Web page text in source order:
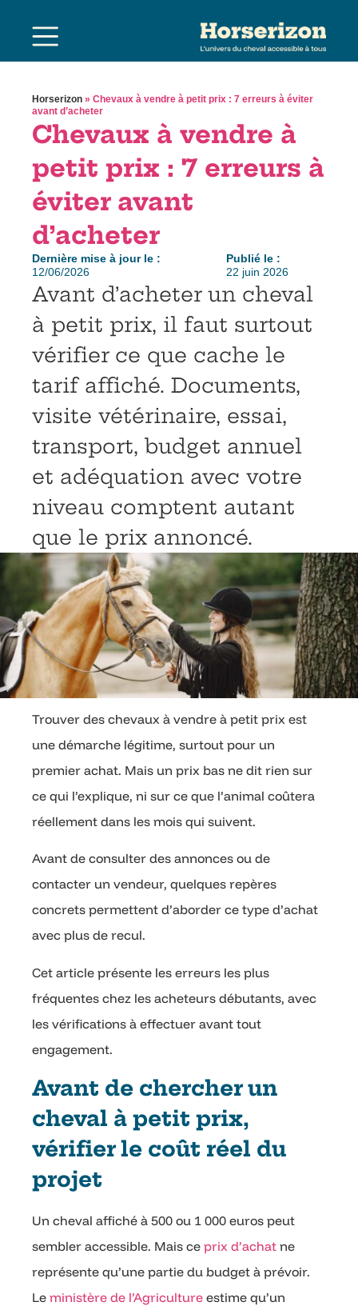
Horserizon » Chevaux à vendre à petit prix : 7 erreurs à éviter
avant d’acheter
Chevaux à vendre à
petit prix : 7 erreurs à
éviter avant
d’acheter
Dernière mise à jour le :
12/06/2026
Publié le :
22 juin 2026
Avant d’acheter un cheval
à petit prix, il faut surtout
vérifier ce que cache le
tarif affiché. Documents,
visite vétérinaire, essai,
transport, budget annuel
et adéquation avec votre
niveau comptent autant
que le prix annoncé.
Trouver des chevaux à vendre à petit prix est
une démarche légitime, surtout pour un
premier achat. Mais un prix bas ne dit rien sur
ce qui l’explique, ni sur ce que l’animal coûtera
réellement dans les mois qui suivent.
Avant de consulter des annonces ou de
contacter un vendeur, quelques repères
concrets permettent d’aborder ce type d’achat
avec plus de recul.
Cet article présente les erreurs les plus
fréquentes chez les acheteurs débutants, avec
les vérifications à effectuer avant tout
engagement.
Avant de chercher un
cheval à petit prix,
vérifier le coût réel du
projet
Un cheval affiché à 500 ou 1 000 euros peut
sembler accessible. Mais ce prix d’achat ne
représente qu’une partie du budget à prévoir.
Le ministère de l’Agriculture estime qu’un